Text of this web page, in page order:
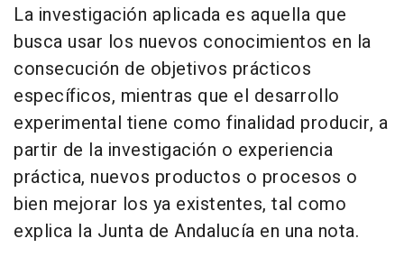
La investigación aplicada es aquella que
busca usar los nuevos conocimientos en la
consecución de objetivos prácticos
específicos, mientras que el desarrollo
experimental tiene como finalidad producir, a
partir de la investigación o experiencia
práctica, nuevos productos o procesos o
bien mejorar los ya existentes, tal como
explica la Junta de Andalucía en una nota.